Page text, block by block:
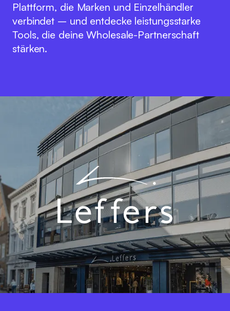
Plattform, die Marken und Einzelhändler
verbindet – und entdecke leistungsstarke
Tools, die deine Wholesale-Partnerschaft
stärken.